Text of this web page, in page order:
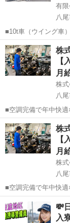
有
八
■10t車（ウイング車
阪から愛知県豊田市
～東大阪の定期便 ※
ろし（手積み作業は
大阪 八尾市
株
【
月
株
八
■空調完備で年中快適
す。 ▼ネジ切り専用機での加工 ・タッピングマシンへの製品投入 ・
機械操作で加工開始
ール盤での加工 ・縦
大阪 八尾市
株
【
月
株
八
■空調完備で年中快
す。 ▼ネジ切り専用機での加工 ・タッピングマシンへの製品投入 ・
機械操作で加工開始
ール盤での加工 ・縦
大阪
💸
入